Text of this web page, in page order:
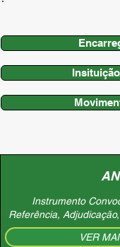
Instrumento
Referência,
VER